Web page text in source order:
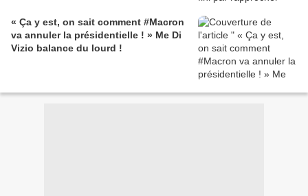
« Ça y est, on sait comment #Macron
va annuler la présidentielle ! » Me Di
Vizio balance du lourd !